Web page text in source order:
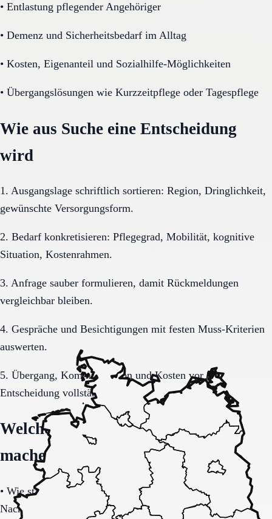
• Entlastung pflegender Angehöriger
• Demenz und Sicherheitsbedarf im Alltag
• Kosten, Eigenanteil und Sozialhilfe-Möglichkeiten
• Übergangslösungen wie Kurzzeitpflege oder Tagespflege
Wie aus Suche eine Entscheidung
wird
1. Ausgangslage schriftlich sortieren: Region, Dringlichkeit,
gewünschte Versorgungsform.
2. Bedarf konkretisieren: Pflegegrad, Mobilität, kognitive
Situation, Kostenrahmen.
3. Anfrage sauber formulieren, damit Rückmeldungen
vergleichbar bleiben.
4. Gespräche und Besichtigungen mit festen Muss-Kriterien
auswerten.
5. Übergang, Kommunikation und Kosten vor der
Entscheidung vollständig klären.
Welche Fragen den Unterschied
machen
• Wie stabil ist die Pflegeorganisation im Tages- und
Nachtverlauf?